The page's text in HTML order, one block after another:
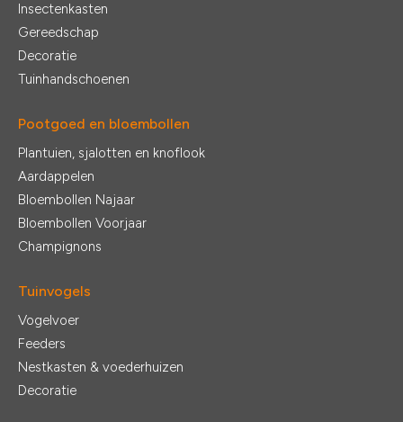
Insectenkasten
Gereedschap
Decoratie
Tuinhandschoenen
Pootgoed en bloembollen
Plantuien, sjalotten en knoflook
Aardappelen
Bloembollen Najaar
Bloembollen Voorjaar
Champignons
Tuinvogels
Vogelvoer
Feeders
Nestkasten & voederhuizen
Decoratie